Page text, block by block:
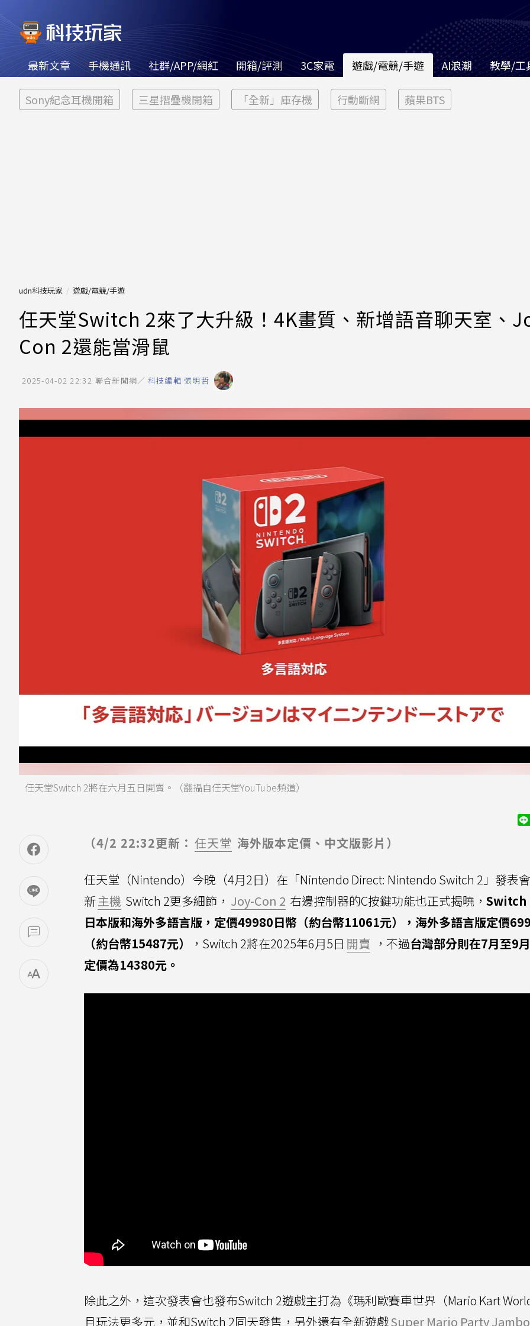
最新文章 手機通訊 社群/APP/網紅 開箱/評測 3C家電 遊戲/電競/手遊 AI浪潮 教學/工
Sony紀念耳機開箱 三星摺疊機開箱 「全新」庫存機 行動斷網 蘋果BTS
udn科技玩家 遊戲/電競/手遊
任天堂Switch 2來了大升級！4K畫質、新增語音聊天室、
Con 2還能當滑鼠
2025-04-02 22:32 聯合新聞網／ 科技編輯 張明哲
任天堂Switch 2將在六月五日開賣。（翻攝自任天堂YouTube頻道）
（4/2 22:32更新： 任天堂 海外版本定價、中文版影片）
任天堂（Nintendo）今晚（4月2日）在「Nintendo Direct: Nintendo Switch 2」發表
新主機 Switch 2更多細節， Joy-Con 2 右邊控制器的C按鍵功能也正式揭曉， Switch
日本版和海外多語言版，定價49980日幣（約台幣11061元），海外多語言版定價
（約台幣15487元）
，Switch 2將在2025年6月5日 開賣 ，不過台灣部分則在7月至9
定價為14380元。
除此之外，這次發表會也發布Switch 2遊戲主打為《瑪利歐賽車世界（Mario Kart
且玩法更多元，並和Switch 2同天發售，另外還有全新遊戲Super Mario Party